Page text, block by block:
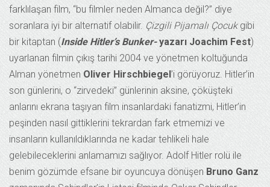
farklılaşan film, “bu filmler neden Almanca değil?” diye
soranlara iyi bir alternatif olabilir. Çizgili Pijamalı Çocuk gibi
bir kitaptan (Inside Hitler’s Bunker-yazarı Joachim Fest)
uyarlanan filmin çıkış tarihi 2004 ve yönetmen koltuğunda
Alman yönetmen Oliver Hirschbiegel ’i görüyoruz. Hitler’in
son günlerini, o “zirvedeki” günlerinin aksine, çöküşteki
anlarını ekrana taşıyan film insanlardaki fanatizmi, Hitler’in
peşinden nasıl gittiklerini tekrardan fark etmemizi ve
insanların kullanıldıklarında ne kadar tehlikeli hale
gelebileceklerini anlamamızı sağlıyor. Adolf Hitler rolü ile
benim gözümde efsane bir oyuncuya dönüşen Bruno Ganz